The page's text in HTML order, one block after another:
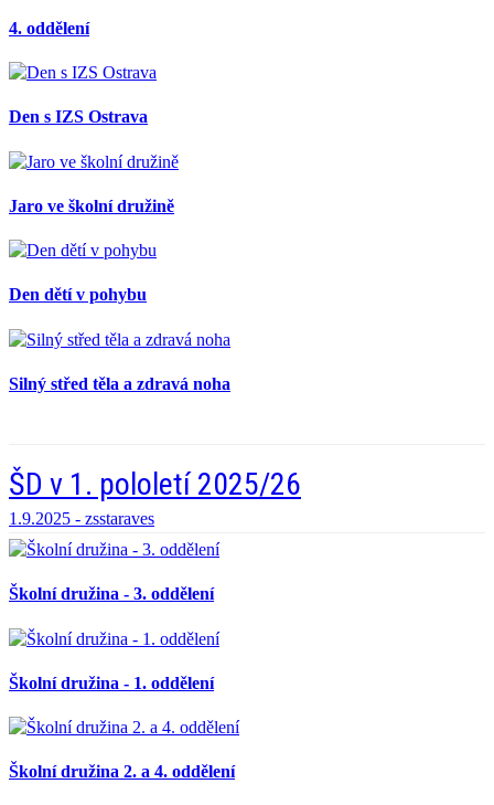
4. oddělení
Den s IZS Ostrava
Jaro ve školní družině
Den dětí v pohybu
Silný střed těla a zdravá noha
ŠD v 1. pololetí 2025/26
1.9.2025 - zsstaraves
Školní družina - 3. oddělení
Školní družina - 1. oddělení
Školní družina 2. a 4. oddělení